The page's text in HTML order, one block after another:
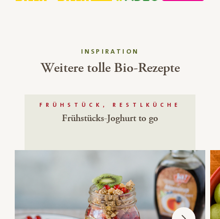
INSPIRATION
Weitere tolle Bio-Rezepte
FRÜHSTÜCK, RESTLKÜCHE
Frühstücks-Joghurt to go